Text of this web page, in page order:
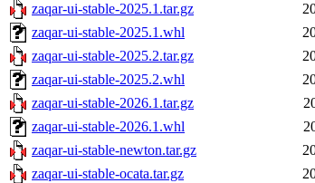
zaqar-ui-stable-2025.1.tar.gz
zaqar-ui-stable-2025.1.whl
zaqar-ui-stable-2025.2.tar.gz
zaqar-ui-stable-2025.2.whl
zaqar-ui-stable-2026.1.tar.gz
zaqar-ui-stable-2026.1.whl
zaqar-ui-stable-newton.tar.gz
zaqar-ui-stable-ocata.tar.gz